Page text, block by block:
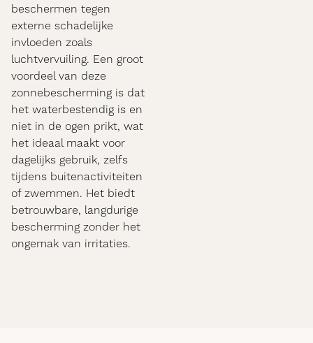
beschermen tegen
externe schadelijke
invloeden zoals
luchtvervuiling. Een groot
voordeel van deze
zonnebescherming is dat
het waterbestendig is en
niet in de ogen prikt, wat
het ideaal maakt voor
dagelijks gebruik, zelfs
tijdens buitenactiviteiten
of zwemmen. Het biedt
betrouwbare, langdurige
bescherming zonder het
ongemak van irritaties.